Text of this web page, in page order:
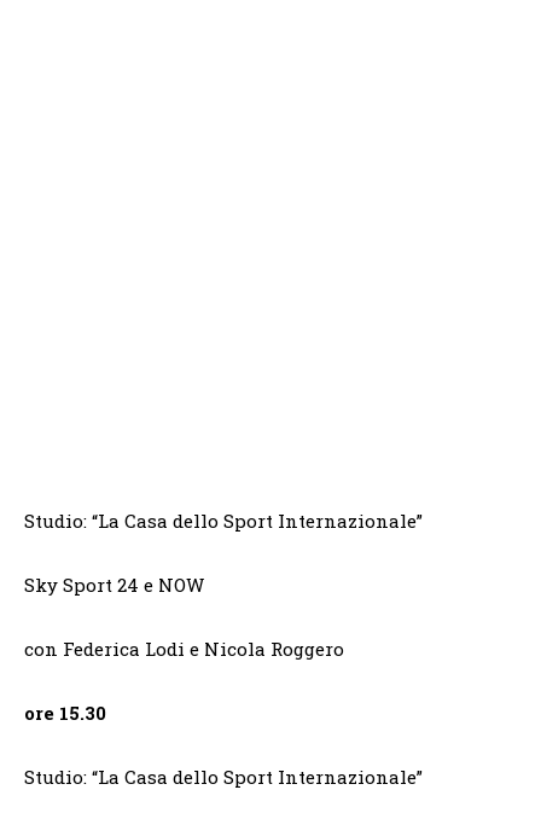
Studio: “La Casa dello Sport Internazionale”
Sky Sport 24 e NOW
con Federica Lodi e Nicola Roggero
ore 15.30
Studio: “La Casa dello Sport Internazionale”